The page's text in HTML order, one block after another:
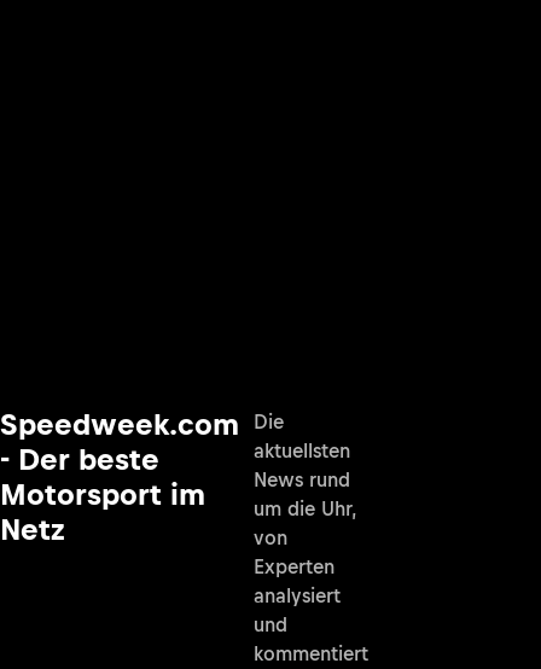
Speedweek.com
- Der beste
Motorsport im
Netz
Die
aktuellsten
News rund
um die Uhr,
von
Experten
analysiert
und
kommentiert